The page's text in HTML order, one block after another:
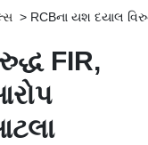
> RCBના યશ દયાલ
FIR,